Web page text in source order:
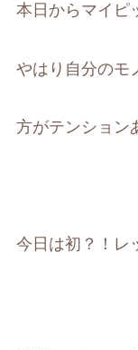
本日からマイピ
やはり自分のモ
方がテンション
今日は初？！レ